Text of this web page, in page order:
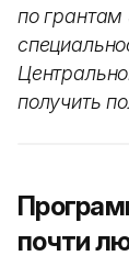
по грантам
получить
почти